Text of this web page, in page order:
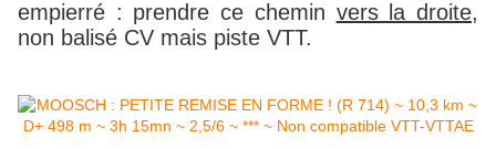
empierré : prendre ce chemin vers la droite,
non balisé CV mais piste VTT.